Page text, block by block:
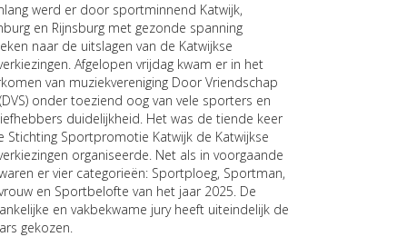
werd er door sportminnend Katwijk,
en Rijnsburg met gezonde spanning
naar de uitslagen van de Katwijkse
Afgelopen vrijdag kwam er in het
van muziekvereniging Door Vriendschap
onder toeziend oog van vele sporters en
duidelijkheid. Het was de tiende keer
Stichting Sportpromotie Katwijk de Katwijkse
organiseerde. Net als in voorgaande
er vier categorieën: Sportploeg, Sportman,
en Sportbelofte van het jaar 2025. De
en vakbekwame jury heeft uiteindelijk de
gekozen.